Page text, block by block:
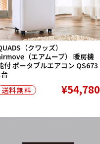
（クワッズ）
（エアムーブ） 暖房機
付 ポータブルエアコン QS673
送料無料
¥54,780